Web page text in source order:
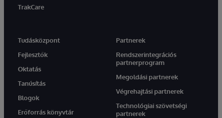
TrakCare
Tudásközpont
Fejlesztők
Oktatás
Tanúsítás
Blogok
Erőforrás könyvtár
Partnerek
Rendszerintegrációs
partnerprogram
Megoldási partnerek
Végrehajtási partnerek
Technológiai szövetségi
partnerek